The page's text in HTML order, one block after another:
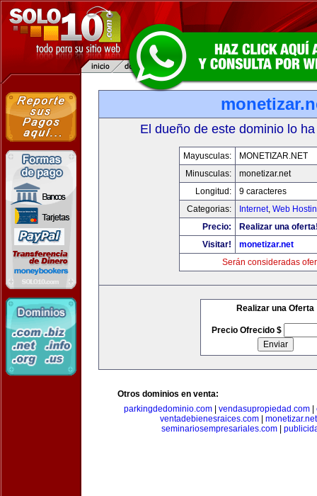
El dueño de este dominio lo
Mayusculas:
MONETIZAR.NET
Minusculas:
monetizar.net
Longitud:
9 caracteres
Categorias:
Internet, Web
Precio:
Realizar una
Visitar!
monetizar.net
Serán consideradas
Realizar una Oferta
Precio Ofrecido $
Otros dominios en venta:
parkingdedominio.com| vendasupropiedad.com|
ventadebienesraices.com
monetizar.net
seminariosempresariales.com